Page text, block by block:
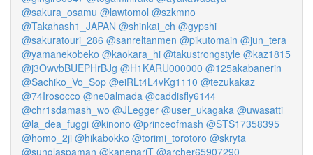
@sakura_osamu @lawtomol @szkmno
@Takahash1_JAPAN @shinkai_ch @gypshi
@sakuratouri_286 @sanreltanmen @pikutomain @jun_tera
@yamanekobeko @kaokara_hi @takustrongstyle @kaz1815
@j3OwvbBUEPHrBJg @H1KARU000000 @125akabanerin
@Sachiko_Vo_Sop @eiRLt4L4vKg1110 @tezukakaz
@74Irosocco @ne0almada @caddisfly6144
@chr1sdamash_wo @JLegger @user_ukagaka @uwasatti
@la_dea_fuggi @kinono @princeofmash @STS17358395
@homo_2ji @hikabokko @torimi_torotoro @skryta
@sunglaspaman @kanenariT @archer65907290